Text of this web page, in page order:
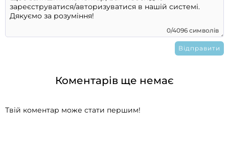
0/4096 символів
Коментарів ще немає
Твій коментар може стати першим!